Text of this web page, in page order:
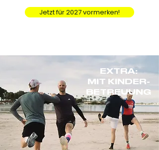
Jetzt für 2027 vormerken!
EXTRA:
MIT KINDER-
BETREUUNG